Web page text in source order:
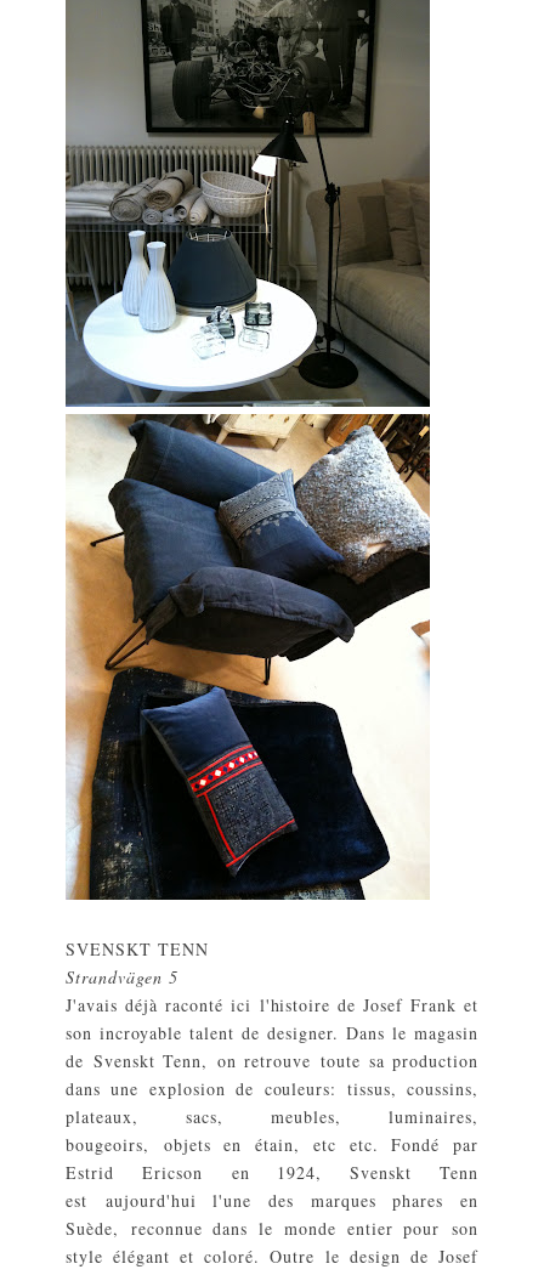
SVENSKT TENN
Strandvägen 5
J'avais déjà raconté ici l'histoire de Josef Frank et
son incroyable talent de designer. Dans le magasin
de Svenskt Tenn, on retrouve toute sa production
dans une explosion de couleurs: tissus, coussins,
plateaux, sacs, meubles, luminaires,
bougeoirs, objets en étain, etc etc. Fondé par
Estrid Ericson en 1924, Svenskt Tenn
est aujourd'hui l'une des marques phares en
Suède, reconnue dans le monde entier pour son
style élégant et coloré. Outre le design de Josef